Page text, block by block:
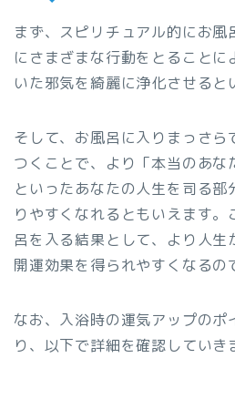
まず、スピリチュアル的にお風
にさまざまな行動をとることに
いた邪気を綺麗に浄化させると
そして、お風呂に入りまっさら
つくことで、より「本当のあな
といったあなたの人生を司る部
りやすくなれるともいえます
呂を入る結果として、より人生
開運効果を得られやすくなるの
なお、入浴時の運気アップのポ
り、以下で詳細を確認していき